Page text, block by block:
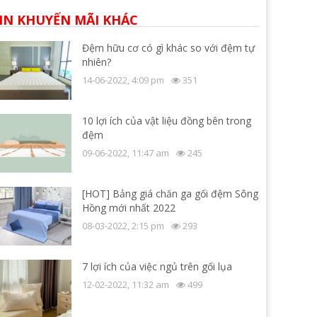
KHUYẾN MÃI KHÁC
Đệm hữu cơ có gì khác so với đệm tự
nhiên?
14-06-2022, 4:09 pm 351
10 lợi ích của vật liệu đồng bên trong
đệm
09-06-2022, 11:47 am 245
[HOT] Bảng giá chăn ga gối đệm Sông
Hồng mới nhất 2022
08-03-2022, 2:15 pm 293
7 lợi ích của việc ngủ trên gối lụa
12-02-2022, 11:32 am 499